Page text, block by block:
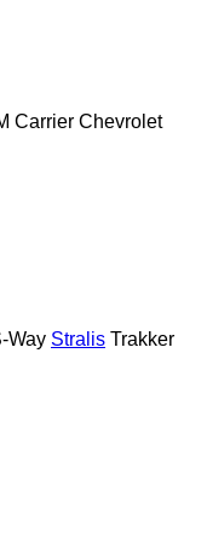
Carrier Chevrolet
Way Stralis Trakker